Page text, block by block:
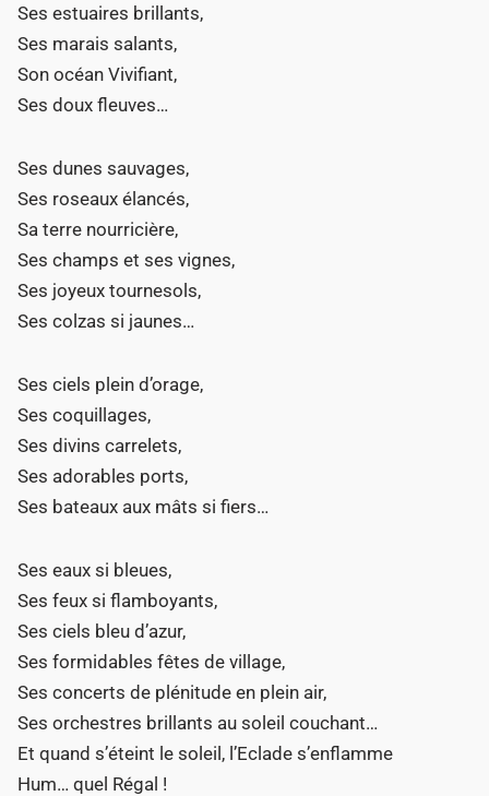
Ses estuaires brillants,
Ses marais salants,
Son océan Vivifiant,
Ses doux fleuves…
Ses dunes sauvages,
Ses roseaux élancés,
Sa terre nourricière,
Ses champs et ses vignes,
Ses joyeux tournesols,
Ses colzas si jaunes…
Ses ciels plein d’orage,
Ses coquillages,
Ses divins carrelets,
Ses adorables ports,
Ses bateaux aux mâts si fiers…
Ses eaux si bleues,
Ses feux si flamboyants,
Ses ciels bleu d’azur,
Ses formidables fêtes de village,
Ses concerts de plénitude en plein air,
Ses orchestres brillants au soleil couchant…
Et quand s’éteint le soleil, l’Eclade s’enflamme
Hum… quel Régal !